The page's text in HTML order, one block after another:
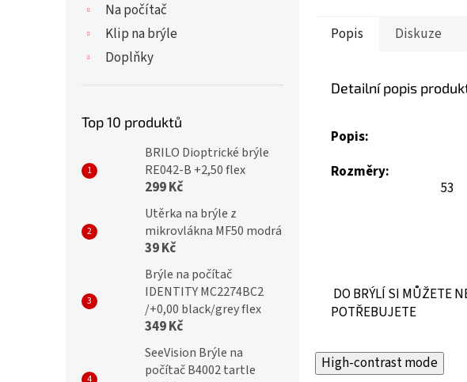
Na počítač
Klip na brýle
Doplňky
Top 10 produktů
BRILO Dioptrické brýle
RE042-B +2,50 flex
299 Kč
Utěrka na brýle z
mikrovlákna MF50 modrá
39 Kč
Brýle na počítač
IDENTITY MC2274BC2
/+0,00 black/grey flex
349 Kč
SeeVision Brýle na
počítač B4002 tartle
Popis Diskuze
Detailní popis
Popis:
Rozměry:
53
DO BRÝLÍ SI MŮŽETE
POTŘEBUJETE
High-contrast mode